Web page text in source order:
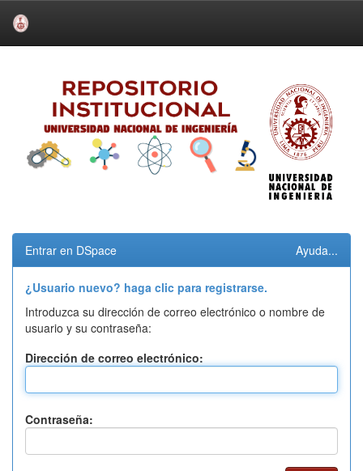
Entrar en DSpace Ayuda...
¿Usuario nuevo? haga clic para registrarse.
Introduzca su dirección de correo electrónico o nombre de
usuario y su contraseña:
Dirección de correo electrónico:
Contraseña: